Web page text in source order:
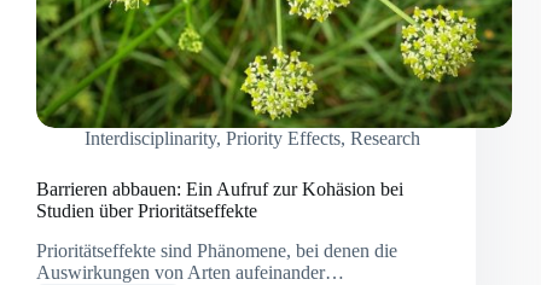
Interdisciplinarity, Priority Effects, Research
Barrieren abbauen: Ein Aufruf zur Kohäsion bei
Studien über Prioritätseffekte
Prioritätseffekte sind Phänomene, bei denen die
Auswirkungen von Arten aufeinander…